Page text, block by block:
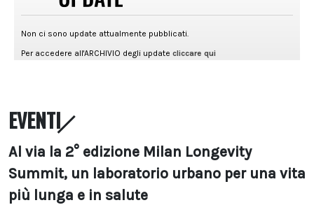
EVENTI
Al via la 2° edizione Milan Longevity
Summit, un laboratorio urbano per una vita
più lunga e in salute